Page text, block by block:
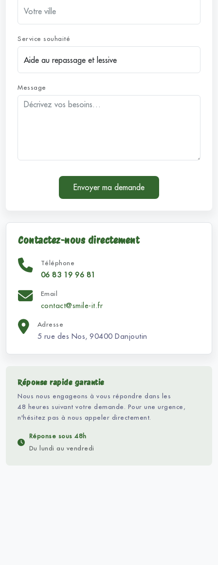
Service souhaité
Message
Envoyer ma demande
Contactez-nous directement
Téléphone
06 83 19 96 81
Email
contact@smile-it.fr
Adresse
5 rue des Nos, 90400 Danjoutin
Réponse rapide garantie
Nous nous engageons à vous répondre dans les
48 heures suivant votre demande. Pour une urgence,
n'hésitez pas à nous appeler directement.
Réponse sous 48h
Du lundi au vendredi